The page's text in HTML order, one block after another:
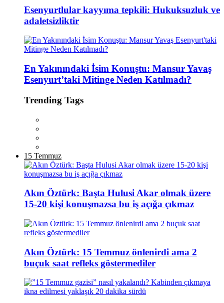
Esenyurtlular kayyıma tepkili: Hukuksuzluk ve
adaletsizliktir
En Yakınındaki İsim Konuştu: Mansur Yavaş
Esenyurt’taki Mitinge Neden Katılmadı?
Trending Tags
15 Temmuz
Akın Öztürk: Başta Hulusi Akar olmak üzere
15-20 kişi konuşmazsa bu iş açığa çıkmaz
Akın Öztürk: 15 Temmuz önlenirdi ama 2
buçuk saat refleks göstermediler